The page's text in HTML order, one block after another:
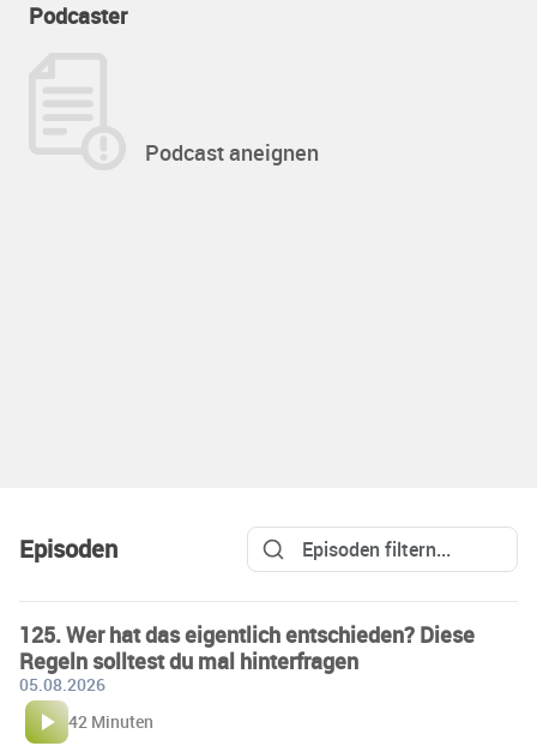
Podcaster
Podcast aneignen
Episoden
125. Wer hat das eigentlich entschieden? Diese
Regeln solltest du mal hinterfragen
05.08.2026
42 Minuten